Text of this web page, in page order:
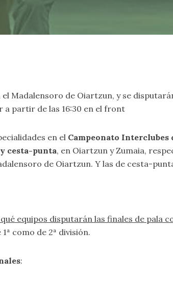
Madalensoro de Oiartzun, y se
a partir de las 16:30 en el front
en el Campeonato Interclubes
cesta-punta, en Oiartzun y Zumaia,
de Oiartzun. Y las de cesta-
equipos disputarán las finales de pala
como de 2ª división.
: